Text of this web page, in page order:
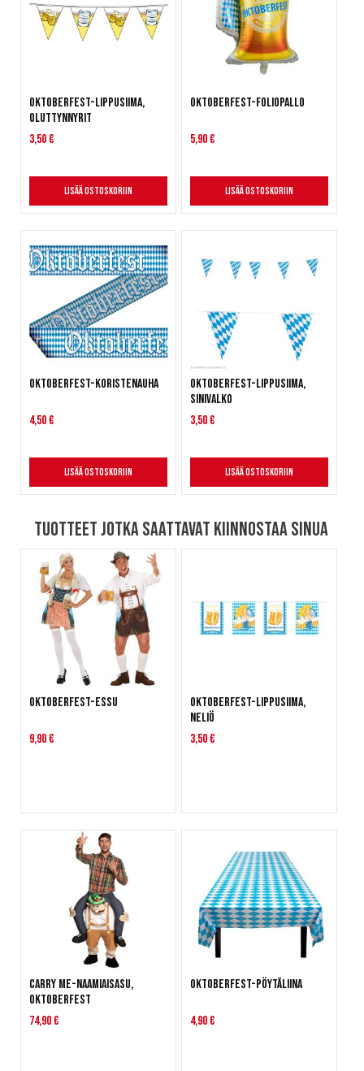
Oktoberfest-lippusiima,
oluttynnyrit
3,50 €
Lisää ostoskoriin
Oktoberfest-foliopallo
5,90 €
Lisää ostoskoriin
Oktoberfest-koristenauha
4,50 €
Lisää ostoskoriin
Oktoberfest-lippusiima,
sinivalko
3,50 €
Lisää ostoskoriin
Tuotteet jotka saattavat kiinnostaa sinua
Oktoberfest-essu
9,90 €
Oktoberfest-lippusiima,
neliö
3,50 €
Carry me-naamiaisasu,
Oktoberfest
74,90 €
Oktoberfest-pöytäliina
4,90 €